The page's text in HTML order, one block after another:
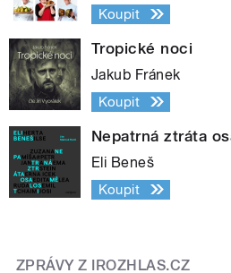
Koupit
Tropické noci
Jakub Fránek
Koupit
Nepatrná ztráta
Eli Beneš
Koupit
ZPRÁVY Z IROZHLAS.CZ